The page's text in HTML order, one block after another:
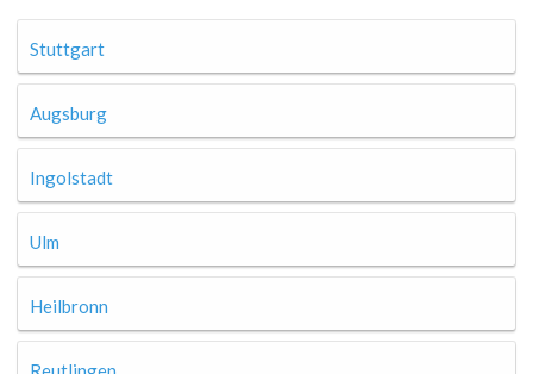
Stuttgart
Augsburg
Ingolstadt
Ulm
Heilbronn